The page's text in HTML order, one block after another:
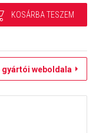
weboldala